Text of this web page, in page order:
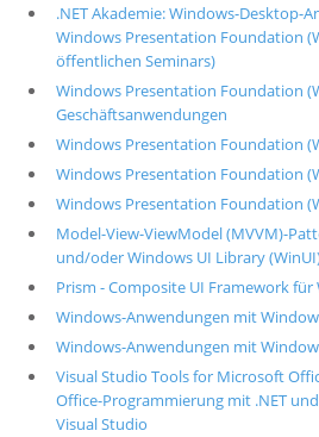
.NET Akademie: Windows-Desktop-
Windows Presentation Foundation
öffentlichen Seminars)
Windows Presentation Foundation
Geschäftsanwendungen
Windows Presentation Foundation
Windows Presentation Foundation
Windows Presentation Foundation
Model-View-ViewModel (MVVM)-
und/oder Windows UI Library
Prism - Composite UI Framework für
Windows-Anwendungen mit
Windows-Anwendungen mit
Visual Studio Tools for Microsoft
Office-Programmierung mit .NET
Visual Studio